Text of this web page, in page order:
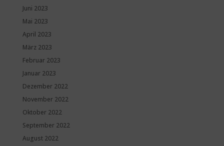
Juni 2023
Mai 2023
April 2023
März 2023
Februar 2023
Januar 2023
Dezember 2022
November 2022
Oktober 2022
September 2022
August 2022